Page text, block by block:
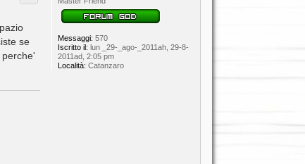
Messaggi: 570
Iscritto il: lun _29-_ago-_2011ah, 29-8-
2011ad, 2:05 pm
Località: Catanzaro
se